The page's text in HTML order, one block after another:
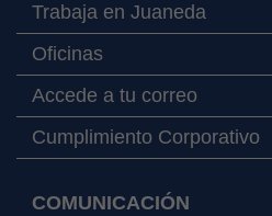
Trabaja en Juaneda
Oficinas
Accede a tu correo
Cumplimiento Corporativo
COMUNICACIÓN